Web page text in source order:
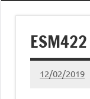
12/02/2019